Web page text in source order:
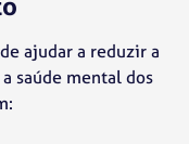
ajudar a reduzir a
saúde mental dos